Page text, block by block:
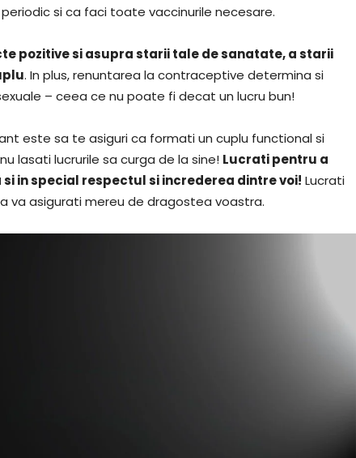
si ca faci toate vaccinurile necesare.
pozitive si asupra starii tale de sanatate, a starii
. In plus, renuntarea la contraceptive determina si
– ceea ce nu poate fi decat un lucru bun!
este sa te asiguri ca formati un cuplu functional si
lasati lucrurile sa curga de la sine! Lucrati pentru a
in special respectul si increderea dintre voi! Lucrati
va asigurati mereu de dragostea voastra.